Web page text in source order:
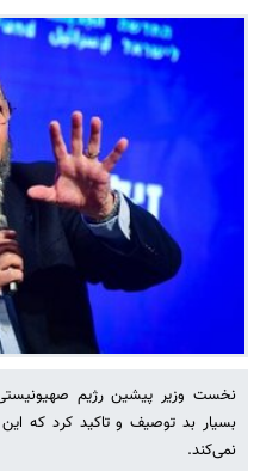
نخست وزیر پیشین رژیم صهیونیستی
بسیار بد توصیف و تاکید کرد که
نمی‌کند.